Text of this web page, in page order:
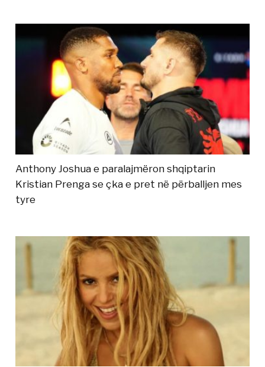
Anthony Joshua e paralajmëron shqiptarin
Kristian Prenga se çka e pret në përballjen mes
tyre